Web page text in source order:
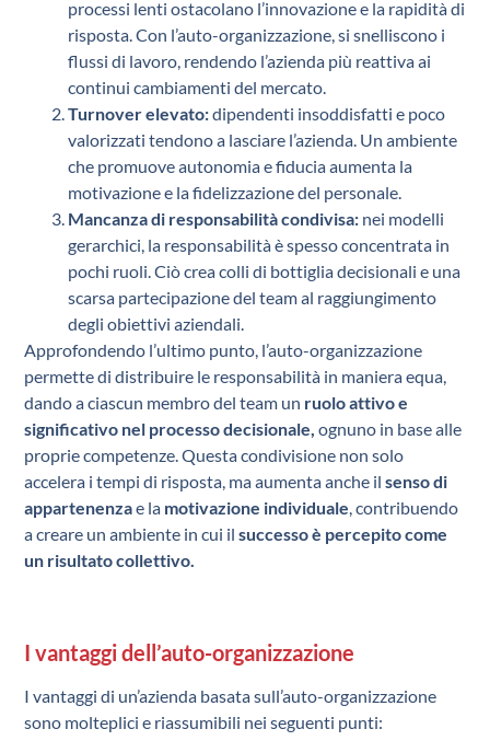
processi lenti ostacolano l’innovazione e la rapidità di
risposta. Con l’auto-organizzazione, si snelliscono i
flussi di lavoro, rendendo l’azienda più reattiva ai
continui cambiamenti del mercato.
Turnover elevato:dipendenti insoddisfatti e poco
valorizzati tendono a lasciare l’azienda. Un ambiente
che promuove autonomia e fiducia aumenta la
motivazione e la fidelizzazione del personale.
Mancanza di responsabilità condivisa: nei modelli
gerarchici, la responsabilità è spesso concentrata in
pochi ruoli. Ciò crea colli di bottiglia decisionali e una
scarsa partecipazione del team al raggiungimento
degli obiettivi aziendali.
Approfondendo l’ultimo punto, l’auto-organizzazione
permette di distribuire le responsabilità in maniera equa,
dando a ciascun membro del team un ruolo attivo e
significativo nel processo decisionale,ognuno in base alle
proprie competenze. Questa condivisione non solo
accelera i tempi di risposta, ma aumenta anche ilsenso di
appartenenzae la motivazione individuale, contribuendo
a creare un ambiente in cui ilsuccesso è percepito come
un risultato collettivo.
I vantaggi dell’auto-organizzazione
I vantaggi di un’azienda basata sull’auto-organizzazione
sono molteplici e riassumibili nei seguenti punti: